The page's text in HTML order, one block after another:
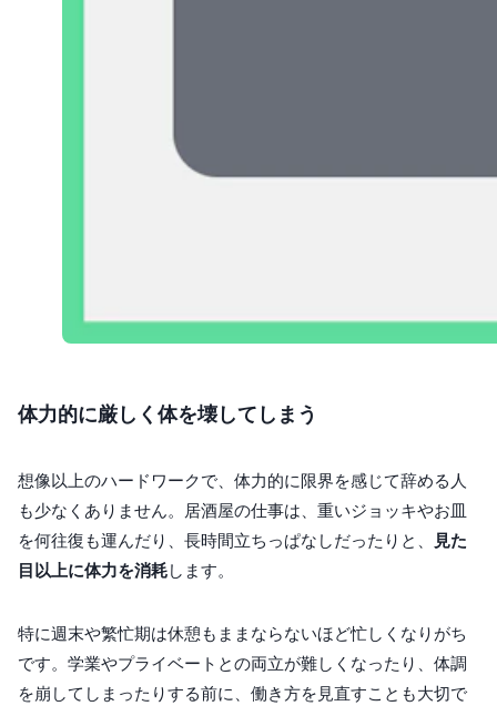
体力的に厳しく体を壊してしまう
想像以上のハードワークで、体力的に限界を感じて辞める人
も少なくありません。居酒屋の仕事は、重いジョッキやお皿
を何往復も運んだり、長時間立ちっぱなしだったりと、
見た
目以上に体力を消耗します。
特に週末や繁忙期は休憩もままならないほど忙しくなりがち
です。学業やプライベートとの両立が難しくなったり、体調
を崩してしまったりする前に、働き方を見直すことも大切で